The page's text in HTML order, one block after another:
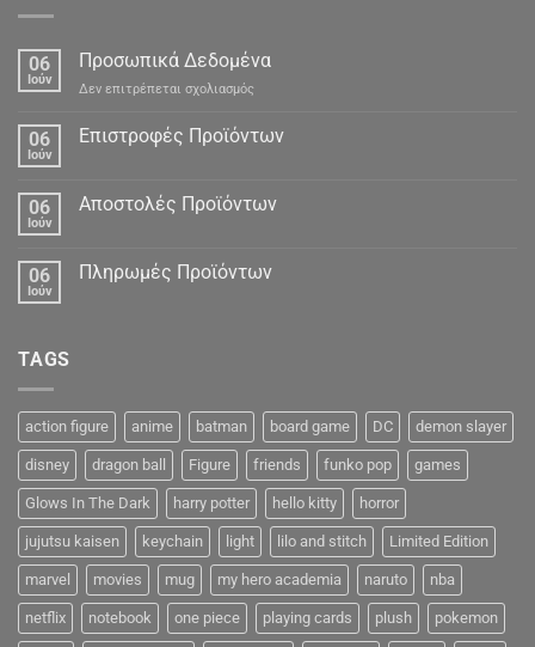
06
Ιούν
Προσωπικά Δεδομένα
Δεν επιτρέπεται σχολιασμός
Δεδομένα
06
Ιούν
Επιστροφές Προϊόντων
06
Ιούν
Αποστολές Προϊόντων
06
Ιούν
Πληρωμές Προϊόντων
TAGS
action figure anime batman board game DC demon slayer
disney dragon ball Figure friends funko pop games
Glows In The Dark harry potter hello kitty horror
jujutsu kaisen keychain light lilo and stitch Limited Edition
marvel movies mug my hero academia naruto nba
netflix notebook one piece playing cards plush pokemon